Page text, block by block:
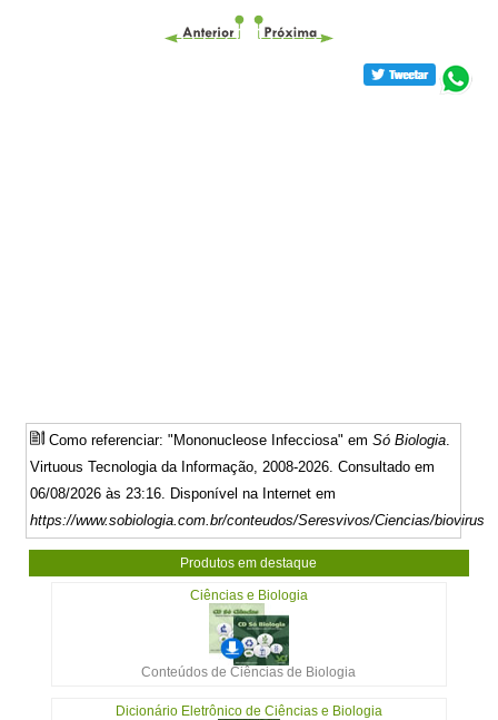
Como referenciar: "Mononucleose Infecciosa" emSó Biologia
Virtuous Tecnologia da Informação, 2008-2026. Consultado em
06/08/2026 às 23:16. Disponível na Internet em
https://www.sobiologia.com.br/conteudos/Seresvivos/Ciencias/
Produtos em destaque
Ciências e Biologia
Conteúdos de Ciências de Biologia
Dicionário Eletrônico de Ciências e Biologia